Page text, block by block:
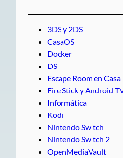
3DS y 2DS
CasaOS
Docker
DS
Escape Room en Casa
Fire Stick y Android
Informática
Kodi
Nintendo Switch
Nintendo Switch 2
OpenMediaVault